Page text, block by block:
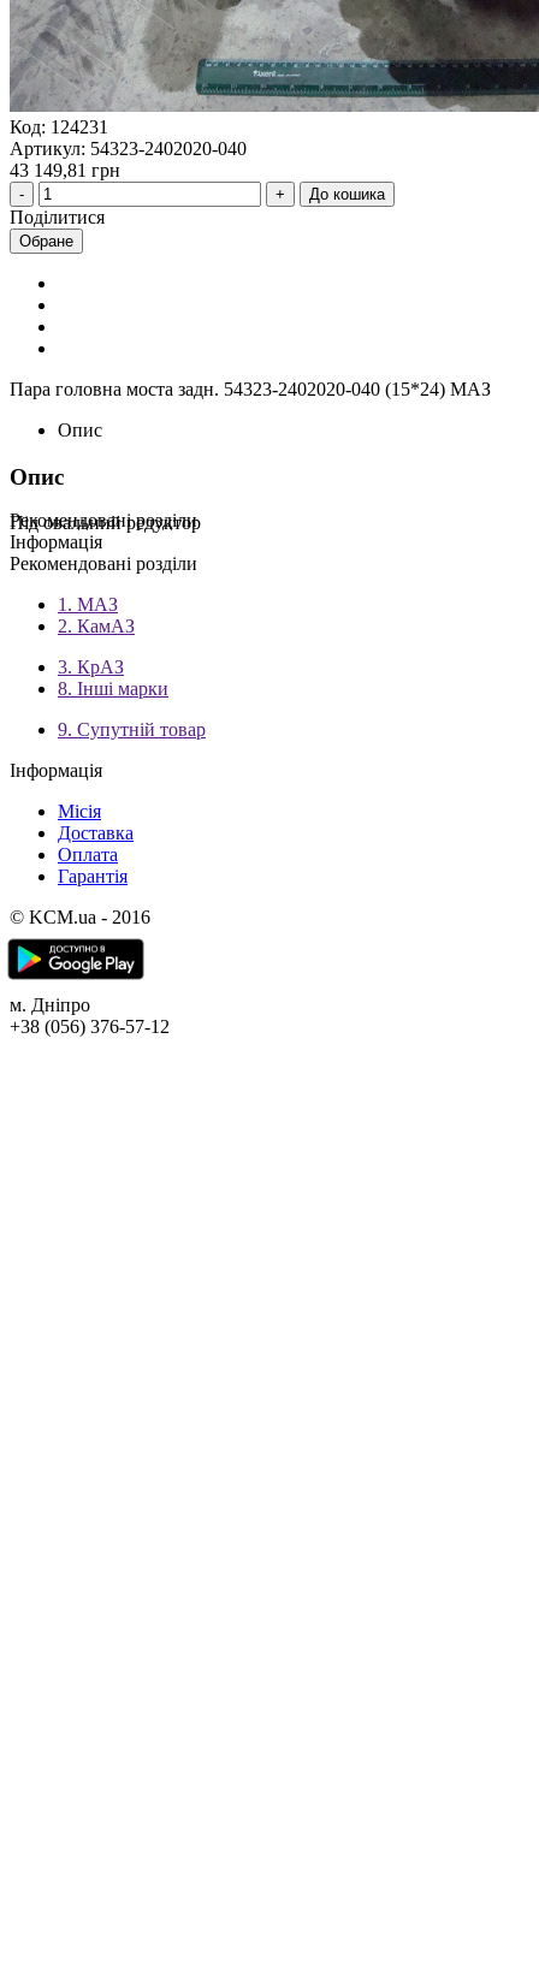
Код: 124231
Артикул: 54323-2402020-040
43 149,81 грн
До кошика
Поділитися
Обране
Пара головна моста задн. 54323-2402020-040 (15*24) МАЗ
Опис
Опис
Під овальний редуктор
Рекомендовані розділи
Інформація
Рекомендовані розділи
1. МАЗ
2. КамАЗ
3. КрАЗ
8. Інші марки
9. Супутній товар
Інформація
Місія
Доставка
Оплата
Гарантія
© KCM.ua - 2016
м. Дніпро
+38 (056) 376-57-12